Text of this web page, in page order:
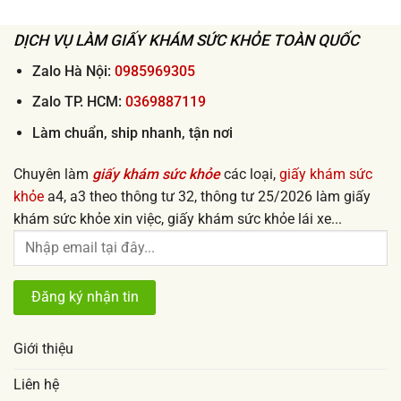
lấy
ngay
tín
2026
DỊCH VỤ LÀM GIẤY KHÁM SỨC KHỎE TOÀN QUỐC
Zalo Hà Nội: 0985969305
Zalo TP. HCM: 0369887119
Làm chuẩn, ship nhanh, tận nơi
Chuyên làm giấy khám sức khỏecác loại, giấy khám sức
khỏe a4, a3 theo thông tư 32, thông tư 25/2026 làm giấy
khám sức khỏe xin việc, giấy khám sức khỏe lái xe...
Giới thiệu
Liên hệ